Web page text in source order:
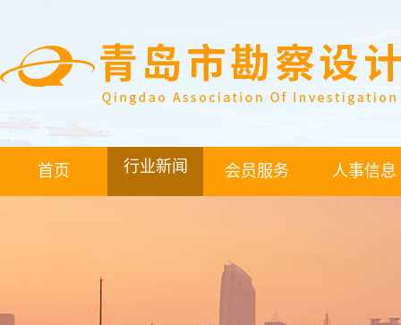
首页 行业新闻 会员服务 人事信息